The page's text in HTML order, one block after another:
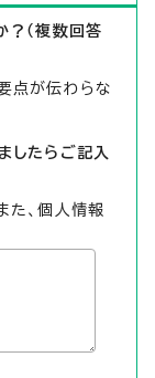
？（複数回答
点が伝わらな
したらご記入
た、個人情報